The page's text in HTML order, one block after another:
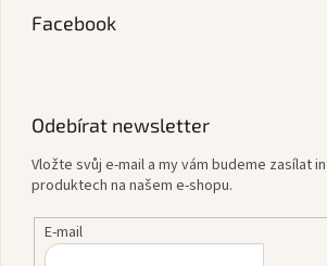
Facebook
Odebírat newsletter
Vložte svůj e-mail a my vám budeme zasílat
produktech na našem e-shopu.
E-mail